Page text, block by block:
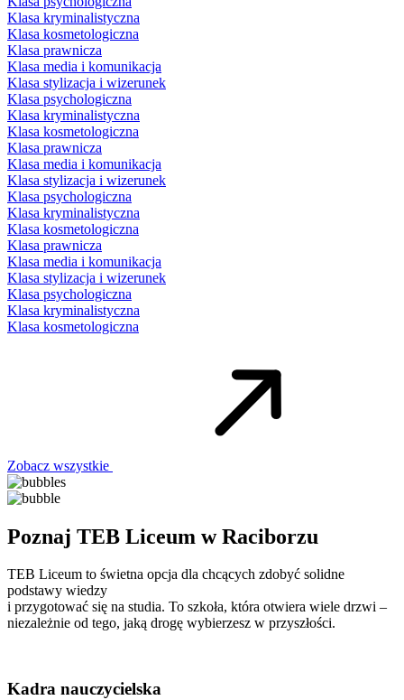
Klasa kryminalistyczna
Klasa kosmetologiczna
Klasa prawnicza
Klasa media i komunikacja
Klasa stylizacja i wizerunek
Klasa psychologiczna
Klasa kryminalistyczna
Klasa kosmetologiczna
Klasa prawnicza
Klasa media i komunikacja
Klasa stylizacja i wizerunek
Klasa psychologiczna
Klasa kryminalistyczna
Klasa kosmetologiczna
Klasa prawnicza
Klasa media i komunikacja
Klasa stylizacja i wizerunek
Klasa psychologiczna
Klasa kryminalistyczna
Klasa kosmetologiczna
Zobacz wszystkie
Poznaj TEB Liceum w Raciborzu
TEB Liceum to świetna opcja dla chcących zdobyć solidne
podstawy wiedzy
i przygotować się na studia. To szkoła, która otwiera wiele drzwi –
niezależnie od tego, jaką drogę wybierzesz w przyszłości.
Kadra nauczycielska